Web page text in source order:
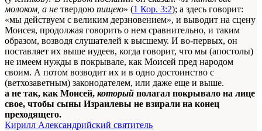
молоком, а не твердою пищею» (1 Кор. 3:2); а здесь говорит:
«мы действуем с великим дерзновением», и выводит на сцену
Моисея, продолжая говорить о нем сравнительно, и таким
образом, возводя слушателей к высшему. И во-первых, он
поставляет их выше иудеев, когда говорит, что мы (апостолы)
не имеем нужды в покрывале, как Моисей пред народом
своим. А потом возводит их и в одно достоинство с
(ветхозаветным) законодателем, или даже еще и выше.
а не так, как Моисей, который полагал покрывало на лице
свое, чтобы сыны Израилевы не взирали на конец
преходящего.
Кирилл Александрийский святитель